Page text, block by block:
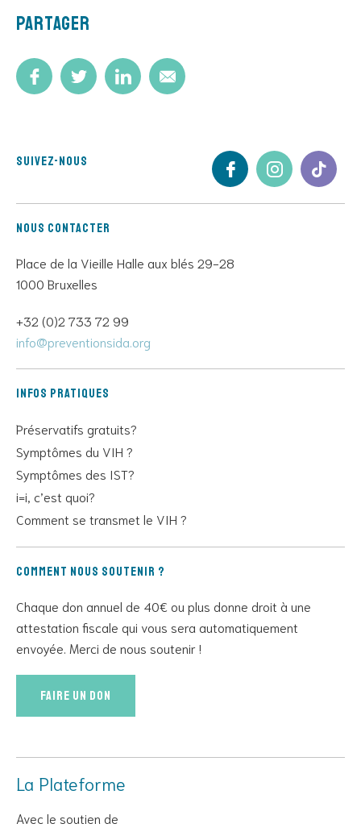
Partager
Suivez-nous
Nous contacter
Place de la Vieille Halle aux blés 29-28
1000 Bruxelles
+32 (0)2 733 72 99
info@preventionsida.org
Infos pratiques
Préservatifs gratuits?
Symptômes du VIH ?
Symptômes des IST?
i=i, c’est quoi?
Comment se transmet le VIH ?
Comment nous soutenir ?
Chaque don annuel de 40€ ou plus donne droit à une
attestation fiscale qui vous sera automatiquement
envoyée. Merci de nous soutenir !
Faire un don
La Plateforme
Avec le soutien de